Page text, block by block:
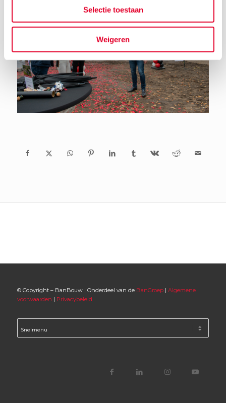
Selectie toestaan
Weigeren
© Copyright – BanBouw | Onderdeel van de BanGroep| Algemene
voorwaarden | Privacybeleid